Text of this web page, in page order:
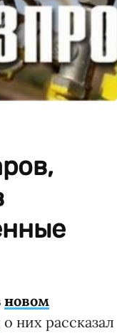
новом
о них рассказал